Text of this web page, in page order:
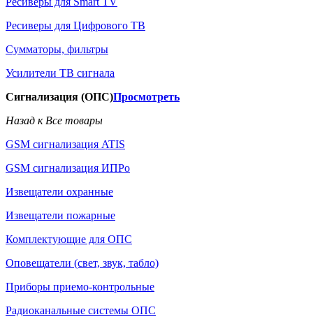
Ресиверы для Цифрового ТВ
Сумматоры, фильтры
Усилители ТВ сигнала
Сигнализация (ОПС)Просмотреть
Назад к Все товары
GSM сигнализация ATIS
GSM сигнализация ИПРо
Извещатели охранные
Извещатели пожарные
Комплектующие для ОПС
Оповещатели (свет, звук, табло)
Приборы приемо-контрольные
Радиоканальные системы ОПС